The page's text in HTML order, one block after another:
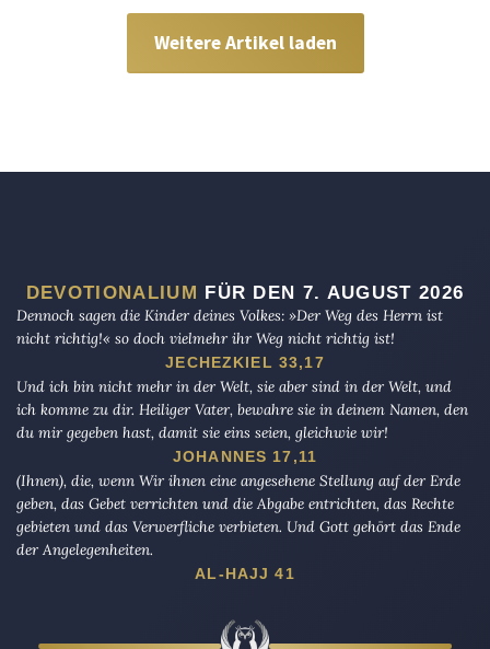
Weitere Artikel laden
DEVOTIONALIUM FÜR DEN 7. AUGUST 2026
Dennoch sagen die Kinder deines Volkes: »Der Weg des Herrn ist
nicht richtig!« so doch vielmehr ihr Weg nicht richtig ist!
JECHEZKIEL 33,17
Und ich bin nicht mehr in der Welt, sie aber sind in der Welt, und
ich komme zu dir. Heiliger Vater, bewahre sie in deinem Namen, den
du mir gegeben hast, damit sie eins seien, gleichwie wir!
JOHANNES 17,11
(Ihnen), die, wenn Wir ihnen eine angesehene Stellung auf der Erde
geben, das Gebet verrichten und die Abgabe entrichten, das Rechte
gebieten und das Verwerfliche verbieten. Und Gott gehört das Ende
der Angelegenheiten.
AL-HAJJ 41